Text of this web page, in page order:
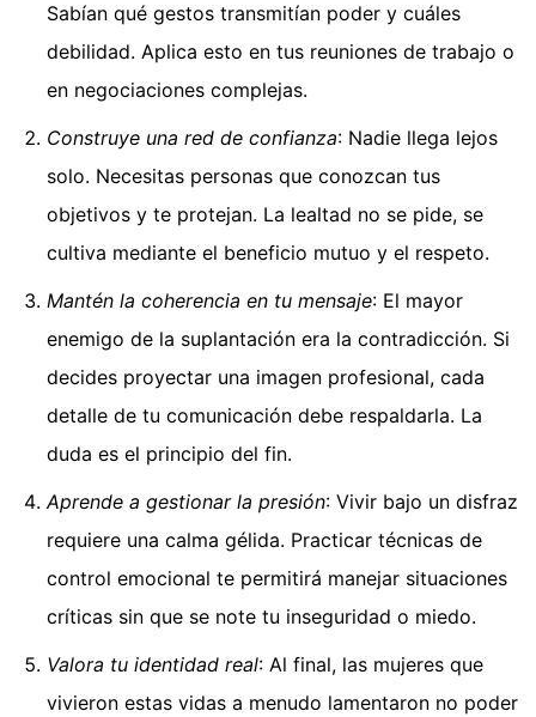
Sabían qué gestos transmitían poder y cuáles
debilidad. Aplica esto en tus reuniones de trabajo o
en negociaciones complejas.
Construye una red de confianza: Nadie llega lejos
solo. Necesitas personas que conozcan tus
objetivos y te protejan. La lealtad no se pide, se
cultiva mediante el beneficio mutuo y el respeto.
Mantén la coherencia en tu mensaje: El mayor
enemigo de la suplantación era la contradicción. Si
decides proyectar una imagen profesional, cada
detalle de tu comunicación debe respaldarla. La
duda es el principio del fin.
Aprende a gestionar la presión: Vivir bajo un disfraz
requiere una calma gélida. Practicar técnicas de
control emocional te permitirá manejar situaciones
críticas sin que se note tu inseguridad o miedo.
Valora tu identidad real: Al final, las mujeres que
vivieron estas vidas a menudo lamentaron no poder